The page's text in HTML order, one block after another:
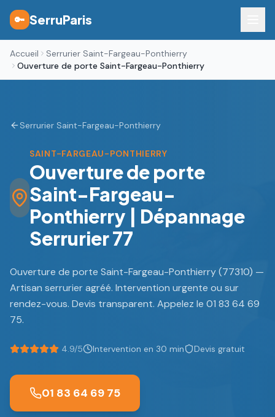
🔑 SerruParis
Accueil
Serrurier Saint-Fargeau-Ponthierry
Ouverture de porte Saint-Fargeau-Ponthierry
Serrurier Saint-Fargeau-Ponthierry
SAINT-FARGEAU-PONTHIERRY
Ouverture de porte
Saint-Fargeau-
Ponthierry | Dépannage
Serrurier 77
Ouverture de porte Saint-Fargeau-Ponthierry (77310) —
Artisan serrurier agréé. Intervention urgente ou sur
rendez-vous. Devis transparent. Appelez le 01 83 64 69
75.
4.9/5 Intervention en 30 min Devis gratuit
01 83 64 69 75